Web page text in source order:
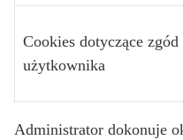
Cookies dotyczące zgód
użytkownika
Administrator dokonuje